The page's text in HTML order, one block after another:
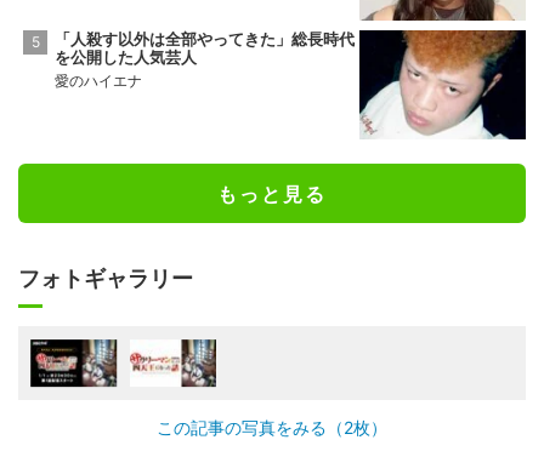
「人殺す以外は全部やってきた」総長時代
を公開した人気芸人
愛のハイエナ
もっと見る
フォトギャラリー
この記事の写真をみる（2枚）